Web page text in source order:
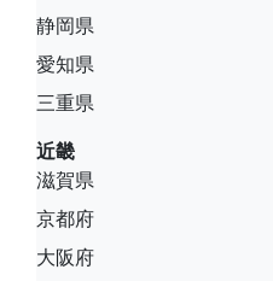
静岡県
愛知県
三重県
近畿
滋賀県
京都府
大阪府